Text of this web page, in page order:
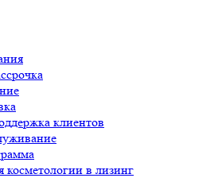
клиентов
косметологии в лизинг